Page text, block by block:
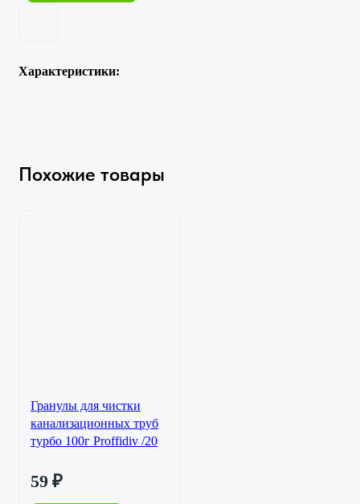
Характеристики:
Похожие товары
Гранулы для чистки
канализационных труб
турбо 100г Proffidiv /20
59 ₽